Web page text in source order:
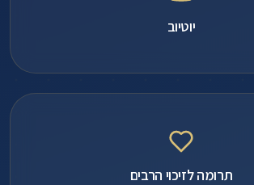
יוטיוב
תרומה לזיכוי הרבים